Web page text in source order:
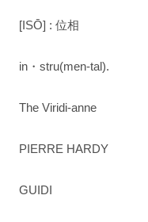
[ISŌ] : 位相
in・stru(men-tal).
The Viridi-anne
PIERRE HARDY
GUIDI